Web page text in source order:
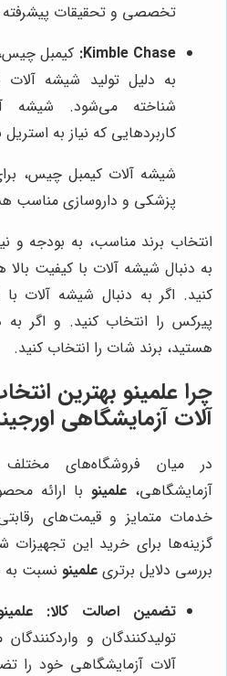
تخصصی و تحقیقات
Kimble Chase: کیمبل
به دلیل تولید شیشه آلات
شناخته می‌شود. شیشه
کاربردهایی که نیاز به
شیشه آلات کیمبل چیس،
پزشکی و داروسازی مناسب
انتخاب برند مناسب، به بودجه و
به دنبال شیشه آلات با کیفیت بالا
کنید. اگر به دنبال شیشه آلات
پیرکس را انتخاب کنید. و اگر
هستید، برند شات را انتخاب کنید.
چراعلمینو بهترین
آلات آزمایشگاهی
در میان فروشگاه‌های
آزمایشگاهی، علمینو با ارائه
خدمات متمایز و قیمت‌های
گزینه‌ها برای خرید این تجهیزات
بررسی دلایل برتری علمینو نسبت به
تضمین اصالت کالا:
تولیدکنندگان و
آلات آزمایشگاهی خود را